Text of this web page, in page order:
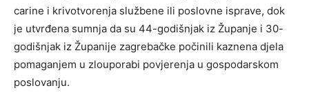
carine i krivotvorenja službene ili poslovne isprave, dok
je utvrđena sumnja da su 44-godišnjak iz Županje i 30-
godišnjak iz Županije zagrebačke počinili kaznena djela
pomaganjem u zlouporabi povjerenja u gospodarskom
poslovanju.